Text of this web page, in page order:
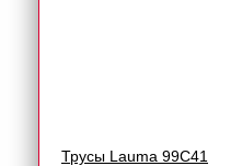
Трусы Lauma 99C41